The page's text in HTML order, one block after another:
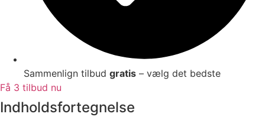
Sammenlign tilbud gratis – vælg det bedste
Få 3 tilbud nu
Indholdsfortegnelse